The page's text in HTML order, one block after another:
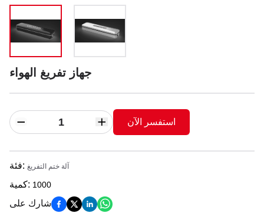
جهاز تفريغ الهواء
استفسر الآن
فئة: آلة ختم التفريغ
كمية: 1000
شارك على